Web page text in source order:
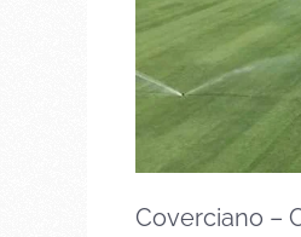
Coverciano –